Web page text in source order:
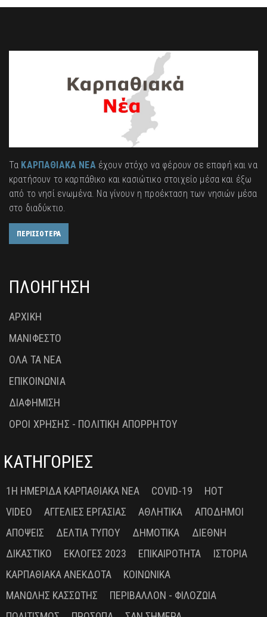
Τα ΚΑΡΠΑΘΙΑΚΑ ΝΕΑέχουν στόχο να φέρουν σε επαφή και να
κρατήσουν το καρπάθικο και κασιώτικο στοιχείο μέσα και έξω
από το νησί ενωμένα. Να γίνουν η προέκταση των νησιών μέσα
στο διαδύκτιο.
ΠΕΡΙΣΣΟΤΕΡΑ
ΠΛΟΗΓΗΣΗ
ΑΡΧΙΚΗ
ΜΑΝΙΦΕΣΤΟ
ΟΛΑ ΤΑ ΝΕΑ
ΕΠΙΚΟΙΝΩΝΙΑ
ΔΙΑΦΗΜΙΣΗ
ΟΡΟΙ ΧΡΗΣΗΣ - ΠΟΛΙΤΙΚΗ ΑΠΟΡΡΗΤΟΥ
ΚΑΤΗΓΟΡΙΕΣ
1Η ΗΜΕΡΊΔΑ ΚΑΡΠΑΘΙΑΚΆ ΝΈΑ COVID-19
HOT
VIDEO
ΑΓΓΕΛΊΕΣ ΕΡΓΑΣΊΑΣ ΑΘΛΗΤΙΚΆ
ΑΠΌΔΗΜΟΙ
ΑΠΌΨΕΙΣ
ΔΕΛΤΊΑ ΤΎΠΟΥ ΔΗΜΟΤΙΚΆ
ΔΙΕΘΝΉ
ΔΙΚΑΣΤΙΚΌ
ΕΚΛΟΓΈΣ 2023 ΕΠΙΚΑΙΡΌΤΗΤΑ
ΙΣΤΟΡΊΑ
ΚΑΡΠΑΘΙΑΚΆ ΑΝΈΚΔΟΤΑ
ΚΟΙΝΩΝΙΚΆ
ΜΑΝΏΛΗΣ ΚΑΣΣΏΤΗΣ
ΠΕΡΙΒΆΛΛΟΝ - ΦΙΛΟΖΩΊΑ